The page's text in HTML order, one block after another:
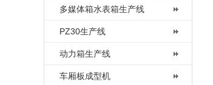
多媒体箱水表箱生产线
PZ30生产线
动力箱生产线
车厢板成型机